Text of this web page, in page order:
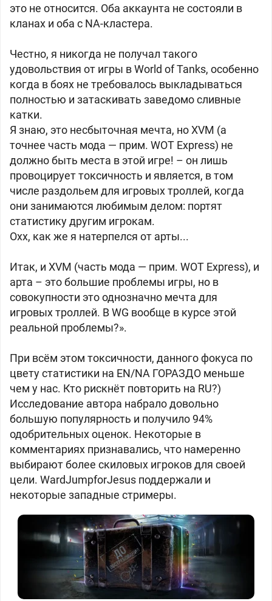
это не относится. Оба аккаунта не состояли в
кланах и оба с NA-кластера.
Честно, я никогда не получал такого
удовольствия от игры в World of Tanks, особенно
когда в боях не требовалось выкладываться
полностью и затаскивать заведомо сливные
катки.
Я знаю, это несбыточная мечта, но XVM (а
точнее часть мода — прим. WOT Express) не
должно быть места в этой игре! – он лишь
провоцирует токсичность и является, в том
числе раздольем для игровых троллей, когда
они занимаются любимым делом: портят
статистику другим игрокам.
Охх, как же я натерпелся от арты...
Итак, и XVM (часть мода — прим. WOT Express), и
арта – это большие проблемы игры, но в
совокупности это однозначно мечта для
игровых троллей. В WG вообще в курсе этой
реальной проблемы?».
При всём этом токсичности, данного фокуса по
цвету статистики на EN/NA ГОРАЗДО меньше
чем у нас. Кто рискнёт повторить на RU?)
Исследование автора набрало довольно
большую популярность и получило 94%
одобрительных оценок. Некоторые в
комментариях признавались, что намеренно
выбирают более скиловых игроков для своей
цели. WardJumpforJesus поддержали и
некоторые западные стримеры.